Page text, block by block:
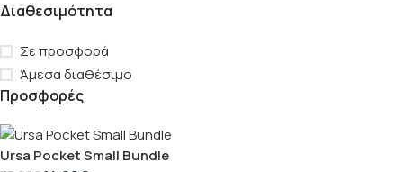
Διαθεσιμότητα
Σε προσφορά
Άμεσα διαθέσιμο
Προσφορές
Ursa Pocket Small Bundle